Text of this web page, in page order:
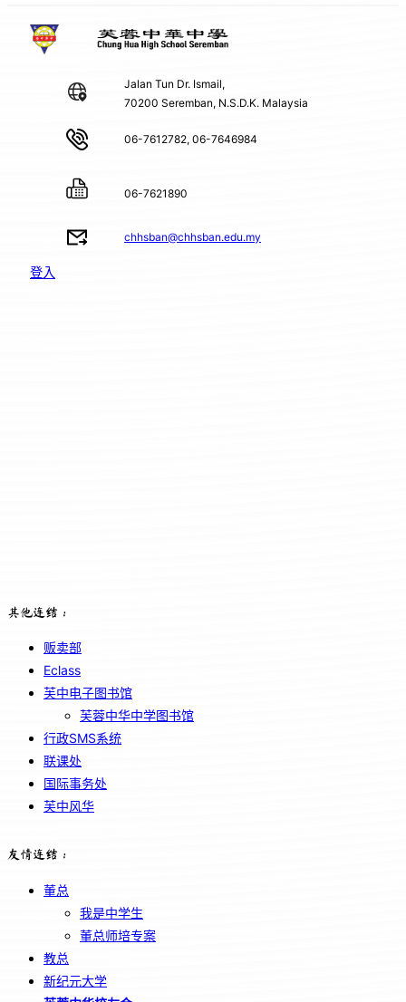
Jalan Tun Dr. Ismail,
70200 Seremban, N.S.D.K. Malaysia
06-7612782, 06-7646984
06-7621890
chhsban@chhsban.edu.my
登入
其他连结：
贩卖部
Eclass
芙中电子图书馆
芙蓉中华中学图书馆
行政SMS系统
联课处
国际事务处
芙中风华
友情连结：
董总
我是中学生
董总师培专案
教总
新纪元大学